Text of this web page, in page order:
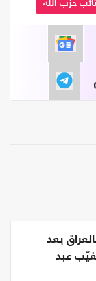
حزب الله
بعد
عبد